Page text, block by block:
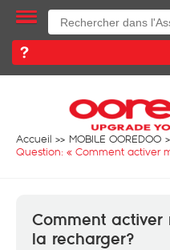
Accueil
MOBILE OOREDOO
Question: « Comment activer
Comment
la recharger?